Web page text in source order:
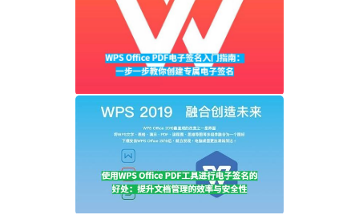
WPS Office PDF电子签名入门指南：一步
一步教你创建专属电子签名